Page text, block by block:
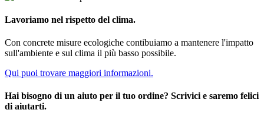
Lavoriamo nel rispetto del clima.
Con concrete misure ecologiche contibuiamo a mantenere l'impatto
sull'ambiente e sul clima il più basso possibile.
Qui puoi trovare maggiori informazioni.
Hai bisogno di un aiuto per il tuo ordine? Scrivici e saremo felici
di aiutarti.